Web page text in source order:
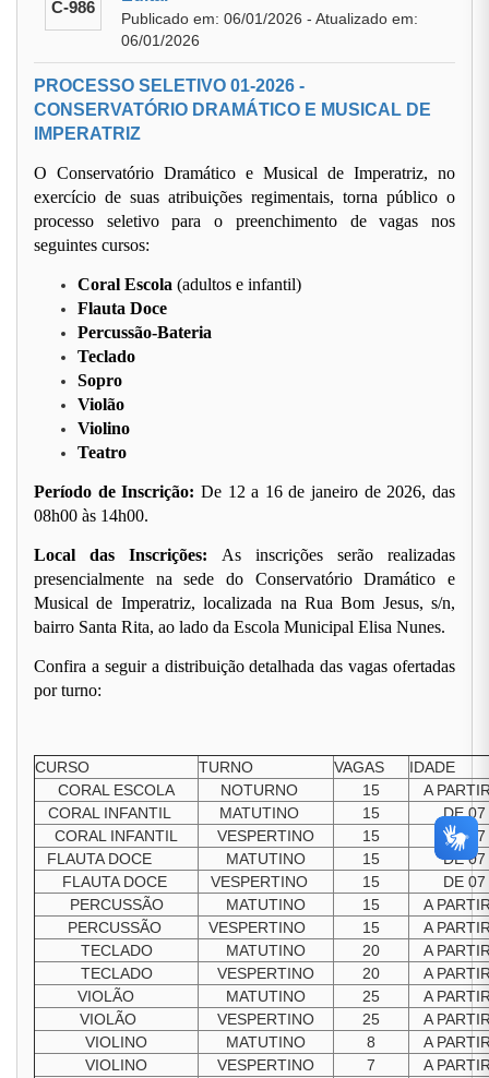
C-986
Publicado em: 06/01/2026 - Atualizado em:
06/01/2026
PROCESSO SELETIVO 01-2026 -
CONSERVATÓRIO DRAMÁTICO E MUSICAL DE
IMPERATRIZ
O Conservatório Dramático e Musical de Imperatriz, no
exercício de suas atribuições regimentais, torna público o
processo seletivo para o preenchimento de vagas nos
seguintes cursos:
Coral Escola (adultos e infantil)
Flauta Doce
Percussão-Bateria
Teclado
Sopro
Violão
Violino
Teatro
Período de Inscrição: De 12 a 16 de janeiro de 2026, das
08h00 às 14h00.
Local das Inscrições: As inscrições serão realizadas
presencialmente na sede do Conservatório Dramático e
Musical de Imperatriz, localizada na Rua Bom Jesus, s/n,
bairro Santa Rita, ao lado da Escola Municipal Elisa Nunes.
Confira a seguir a distribuição detalhada das vagas ofertadas
por turno:
CURSO TURNO VAGAS
IDADE
CORAL ESCOLA
NOTURNO 15
A
CORAL INFANTIL
MATUTINO 15
DE 07
CORAL INFANTIL
VESPERTINO 15
DE 07
FLAUTA DOCE
MATUTINO 15
DE 07
FLAUTA DOCE
VESPERTINO 15
DE 07
PERCUSSÃO
MATUTINO 15
A
PERCUSSÃO
VESPERTINO 15
A
TECLADO
MATUTINO 20
A
TECLADO
VESPERTINO 20
A
VIOLÃO
MATUTINO 25
A
VIOLÃO
VESPERTINO 25
A
VIOLINO
MATUTINO 8
A
VIOLINO
VESPERTINO 7
A